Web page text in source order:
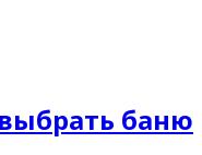
баню